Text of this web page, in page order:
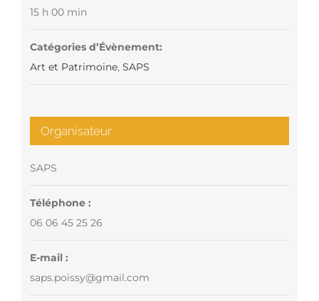
15 h 00 min
Catégories d’Évènement:
Art et Patrimoine, SAPS
Organisateur
SAPS
Téléphone :
06 06 45 25 26
E-mail :
saps.poissy@gmail.com